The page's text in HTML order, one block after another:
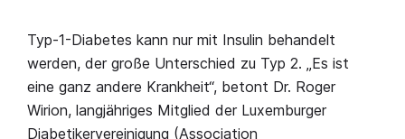
Typ-1-Diabetes kann nur mit Insulin behandelt
werden, der große Unterschied zu Typ 2. „Es ist
eine ganz andere Krankheit“, betont Dr. Roger
Wirion, langjähriges Mitglied der Luxemburger
Diabetikervereinigung (Association